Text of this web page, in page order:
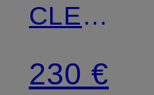
CLEAN
90
230 €